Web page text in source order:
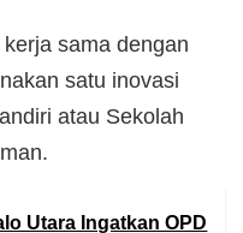
sama dengan
satu inovasi
atau Sekolah
Utara Ingatkan OPD